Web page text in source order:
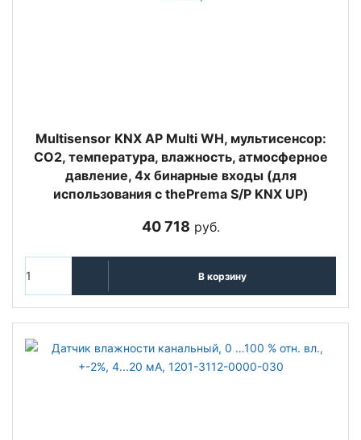
Multisensor KNX AP Multi WH, мультисенсор:
CO2, температура, влажность, атмосферное
давление, 4х бинарные входы (для
использования с thePrema S/P KNX UP)
40 718 руб.
В корзину